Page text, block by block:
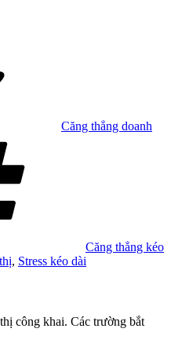
Căng thẳng doanh
Căng thẳng kéo
, Stress kéo dài
công khai. Các trường bắt